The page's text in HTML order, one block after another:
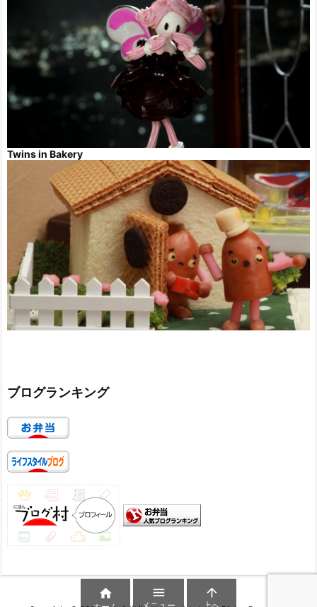
Twins in Bakery
ブログランキング
 
メニュー

上へ